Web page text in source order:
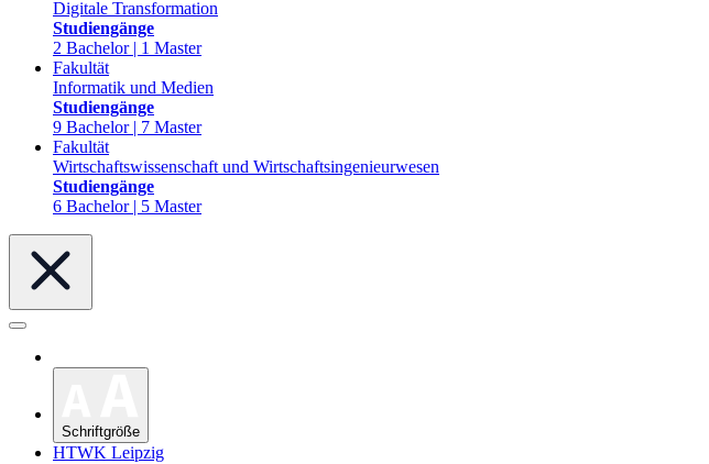
Digitale Transformation
Studiengänge
2 Bachelor | 1 Master
Fakultät
Informatik und Medien
Studiengänge
9 Bachelor | 7 Master
Fakultät
Wirtschaftswissenschaft und Wirtschaftsingenieurwesen
Studiengänge
6 Bachelor | 5 Master
Schriftgröße
HTWK Leipzig